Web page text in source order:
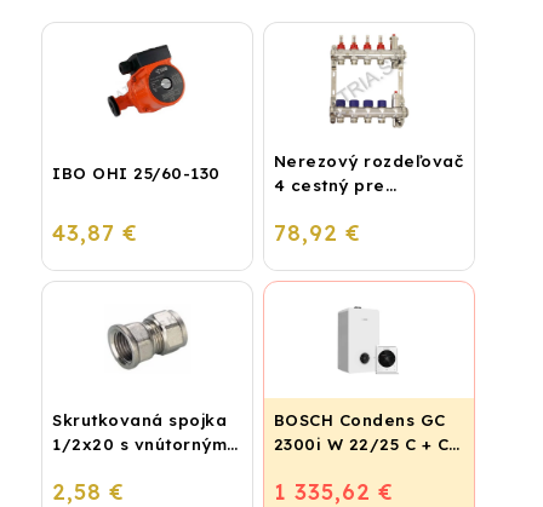
IBO OHI 25/60-130
43,87 €
Nerezový rozdeľovač
4 cestný pre
vykurovanie
78,92 €
Skrutkovaná spojka
1/2x20 s vnútorným
2,58 €
BOSCH Condens GC
2300i W 22/25 C + CR
1 335,62 €